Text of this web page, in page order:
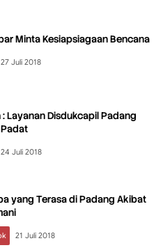
Minta Kesiapsiagaan Bencana
27 Juli 2018
Layanan Disdukcapil Padang
24 Juli 2018
yang Terasa di Padang Akibat
21 Juli 2018